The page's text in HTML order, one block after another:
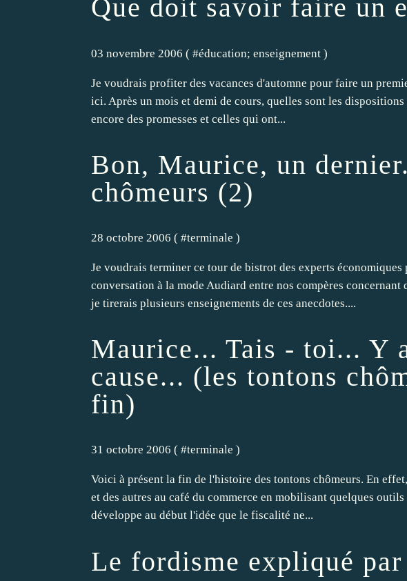
Que doit savoir faire un
03 novembre 2006 ( #éducation; enseignement )
Je voudrais profiter des vacances d'automne pour faire un
ici. Après un mois et demi de cours, quelles sont les
encore des promesses et celles qui ont...
Bon, Maurice, un
chômeurs (2)
28 octobre 2006 ( #terminale )
Je voudrais terminer ce tour de bistrot des experts
conversation à la mode Audiard entre nos compères
je tirerais plusieurs enseignements de ces anecdotes....
Maurice... Tais - toi... Y
cause... (les tontons
fin)
31 octobre 2006 ( #terminale )
Voici à présent la fin de l'histoire des tontons chômeurs. En
et des autres au café du commerce en mobilisant quelques
développe au début l'idée que le fiscalité ne...
Le fordisme expliqué par